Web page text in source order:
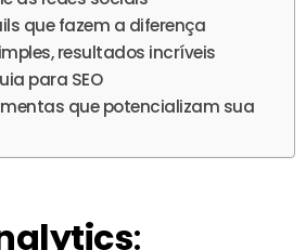
que fazem a diferença
resultados incríveis
para SEO
que potencializam sua
: